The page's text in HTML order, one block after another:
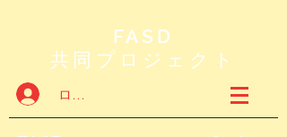
FASD
共同プロジェクト
ログイン